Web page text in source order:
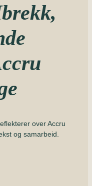
over Accru
og samarbeid.